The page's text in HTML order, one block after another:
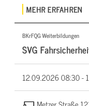
MEHR ERFAHREN
BKrFQG Weiterbildungen
SVG
12.09.202608:30 -